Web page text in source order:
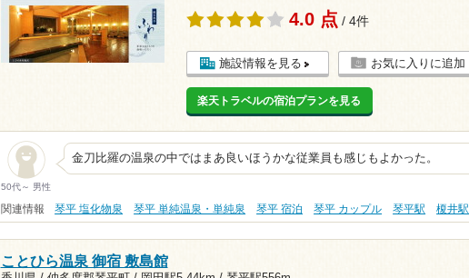
4.0 点 / 4件
施設情報を見る お気に入りに追加
楽天トラベルの宿泊プランを見る
50代～ 男性
金刀比羅の温泉の中ではまあ良いほうかな従業員も感じもよかった。
関連情報 琴平 塩化物泉 琴平 単純温泉・単純泉 琴平 宿泊 琴平 カップル 琴平駅 榎井駅
ことひら温泉 御宿 敷島館